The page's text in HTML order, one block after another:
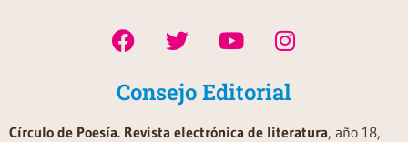
Consejo Editorial
Círculo de Poesía. Revista electrónica de literatura, año 18,